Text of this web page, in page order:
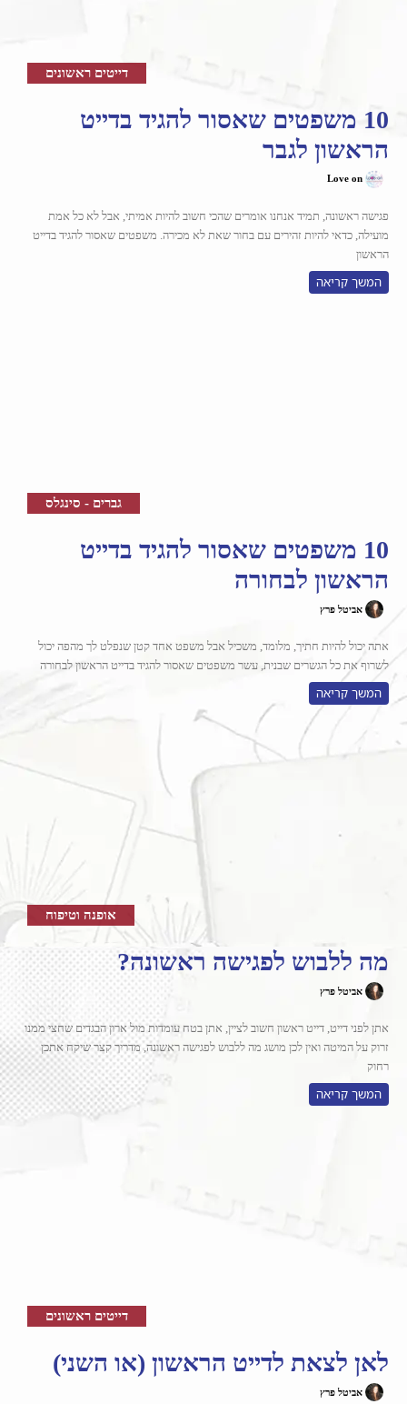
דייטים ראשונים
10 משפטים שאסור להגיד בדייט
הראשון לגבר
Love on
פגישה ראשונה, תמיד אנחנו אומרים שהכי חשוב להיות אמיתי, אבל לא כל אמת
מועילה, כדאי להיות זהירים עם בחור שאת לא מכירה. משפטים שאסור להגיד בדייט
הראשון
המשך קריאה
גברים - סינגלס
10 משפטים שאסור להגיד בדייט
הראשון לבחורה
אביטל פרץ
אתה יכול להיות חתיך, מלומד, משכיל אבל משפט אחד קטן שנפלט לך מהפה יכול
לשרוף את כל הגשרים שבנית, עשר משפטים שאסור להגיד בדייט הראשון לבחורה
המשך קריאה
אופנה וטיפוח
מה ללבוש לפגישה ראשונה?
אביטל פרץ
אתן לפני דייט, דייט ראשון חשוב לציין, אתן בטח עומדות מול ארון הבגדים שחצי ממנו
זרוק על המיטה ואין לכן מושג מה ללבוש לפגישה ראשונה, מדריך קצר שיקח אתכן
רחוק
המשך קריאה
דייטים ראשונים
לאן לצאת לדייט הראשון (או השני)
אביטל פרץ